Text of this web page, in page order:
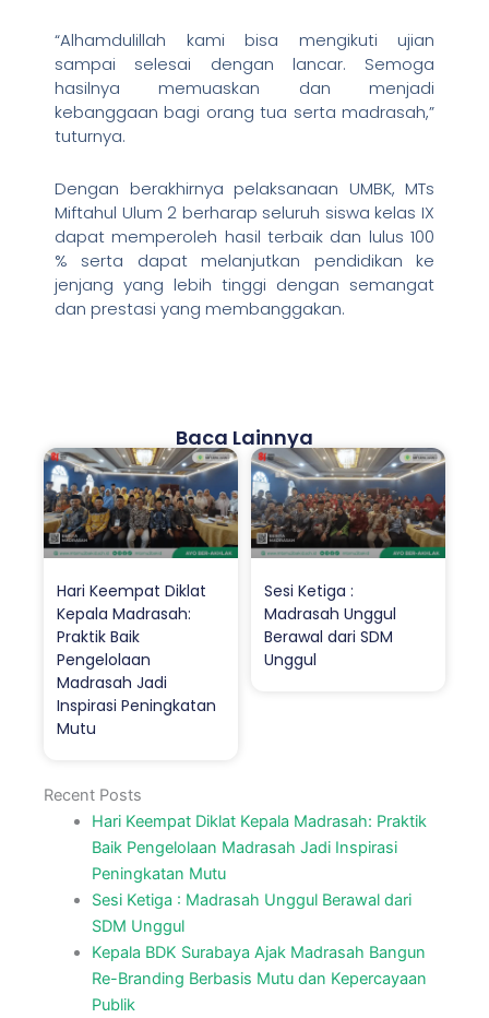
“Alhamdulillah kami bisa mengikuti ujian
sampai selesai dengan lancar. Semoga
hasilnya memuaskan dan menjadi
kebanggaan bagi orang tua serta madrasah,”
tuturnya.
Dengan berakhirnya pelaksanaan UMBK, MTs
Miftahul Ulum 2 berharap seluruh siswa kelas IX
dapat memperoleh hasil terbaik dan lulus 100
% serta dapat melanjutkan pendidikan ke
jenjang yang lebih tinggi dengan semangat
dan prestasi yang membanggakan.
Baca Lainnya
Hari Keempat Diklat
Kepala Madrasah:
Praktik Baik
Pengelolaan
Madrasah Jadi
Inspirasi Peningkatan
Mutu
Sesi Ketiga :
Madrasah Unggul
Berawal dari SDM
Unggul
Recent Posts
Hari Keempat Diklat Kepala Madrasah: Praktik
Baik Pengelolaan Madrasah Jadi Inspirasi
Peningkatan Mutu
Sesi Ketiga : Madrasah Unggul Berawal dari
SDM Unggul
Kepala BDK Surabaya Ajak Madrasah Bangun
Re-Branding Berbasis Mutu dan Kepercayaan
Publik